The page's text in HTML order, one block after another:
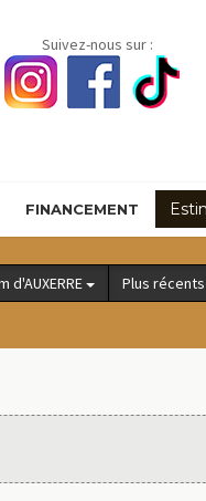
Suivez-nous sur :
FINANCEMENT
d'AUXERRE Plus récents